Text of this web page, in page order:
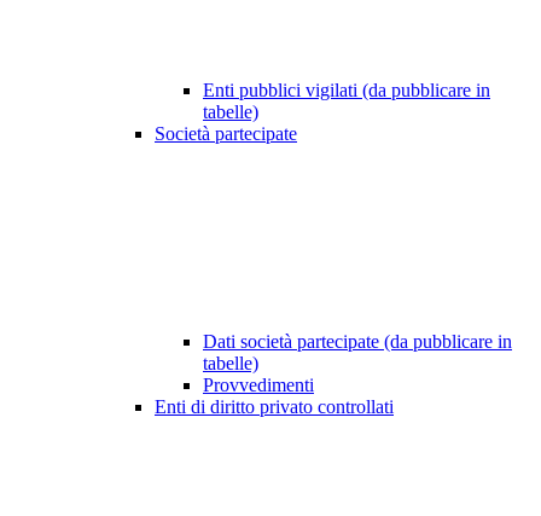
Enti pubblici vigilati (da pubblicare in
tabelle)
Società partecipate
Dati società partecipate (da pubblicare in
tabelle)
Provvedimenti
Enti di diritto privato controllati